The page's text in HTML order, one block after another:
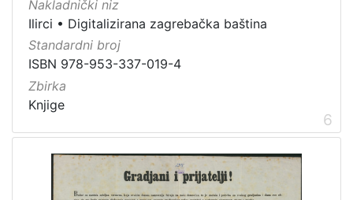
Nakladnički niz
Ilirci • Digitalizirana zagrebačka baština
Standardni broj
ISBN 978-953-337-019-4
Zbirka
Knjige
6